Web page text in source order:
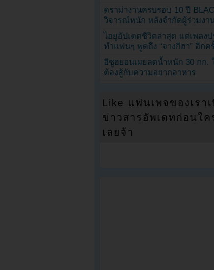
ดราม่างานครบรอบ 10 ปี
วิจารณ์หนัก หลังจำกัดผู้ร่วมงา
ไอยูอัปเดตชีวิตล่าสุด แต่เพลง
ทำแฟนๆ พูดถึง “จางกีฮา” อีกค
อีซูฮยอนเผยลดน้ำหนัก 30 กก.
ต้องสู้กับความอยากอาหาร
Like แฟนเพจของเรา
ข่าวสารอัพเดทก่อนใค
เลยจ้า